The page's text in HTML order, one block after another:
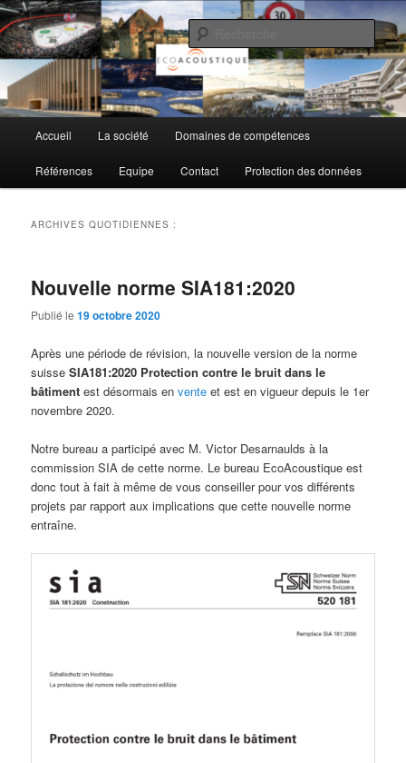
Aller
au
contenu
principal
Aller
au
contenu
secondaireEcoAcoustique SA
principal
Accueil La société Domaines de compétences
Références Equipe Contact Protection des données
ARCHIVES QUOTIDIENNES :
Nouvelle norme SIA181:2020
Publié le19 octobre 2020
Après une période de révision, la nouvelle version de la norme
suisseSIA181:2020 Protection contre le bruit dans le
bâtiment est désormais envente et est en vigueur depuis le 1er
novembre 2020.
Notre bureau a participé avec M. Victor Desarnaulds à la
commission SIA de cette norme. Le bureau EcoAcoustique est
donc tout à fait à même de vous conseiller pour vos différents
projets par rapport aux implications que cette nouvelle norme
entraîne.